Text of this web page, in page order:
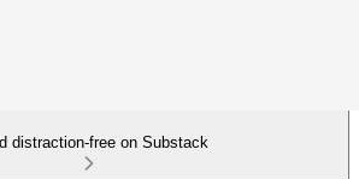
distraction-free on Substack